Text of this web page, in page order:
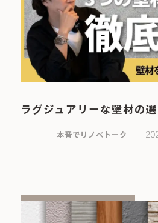
ラグジュアリーな壁材の
本音でリノベトーク